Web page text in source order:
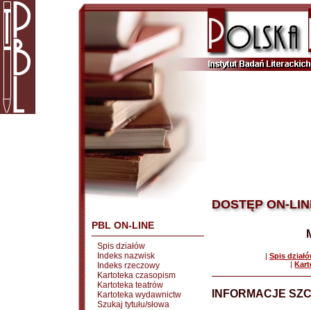
PBL ON-LINE
Spis działów
Indeks nazwisk
Indeks rzeczowy
Kartoteka czasopism
Kartoteka teatrów
Kartoteka wydawnictw
Szukaj tytułu/słowa
DOSTĘP ON-
| Spis
|
INFORMACJE